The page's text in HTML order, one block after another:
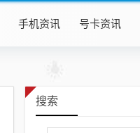
手机资讯 号卡资讯
搜索